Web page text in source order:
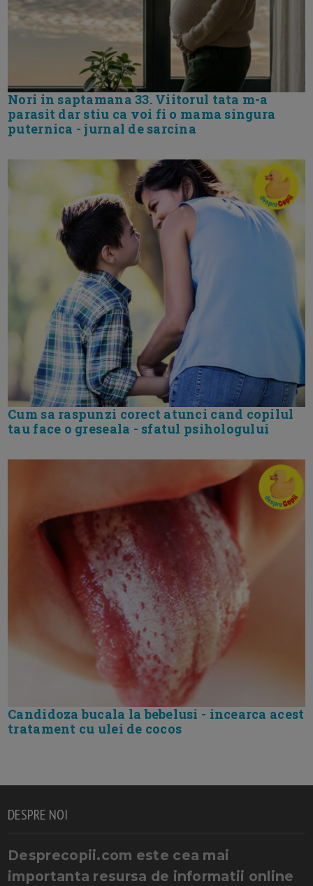
Nori in saptamana 33. Viitorul tata m-a
parasit dar stiu ca voi fi o mama singura
puternica - jurnal de sarcina
Cum sa raspunzi corect atunci cand copilul
tau face o greseala - sfatul psihologului
Candidoza bucala la bebelusi - incearca acest
tratament cu ulei de cocos
DESPRE NOI
Desprecopii.com este cea mai
importanta resursa de informatii online